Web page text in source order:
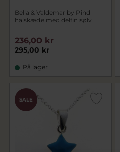
Bella & Valdemar by Pind
halskæde med delfin sølv
295,00 kr
236,00 kr
På lager
SALE